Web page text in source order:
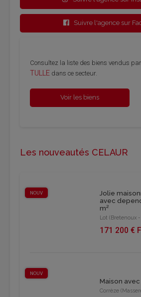
Suivre l'agence sur
Consultez la liste des biens vendus par
TULLE dans ce secteur.
Voir les biens
Les nouveautés CELAUR
NOUV
Jolie
avec
m²
Lot (Bretenoux
171 200 €
NOUV
Maison
Corrèze